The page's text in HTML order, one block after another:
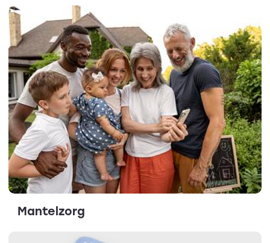
Mantelzorg